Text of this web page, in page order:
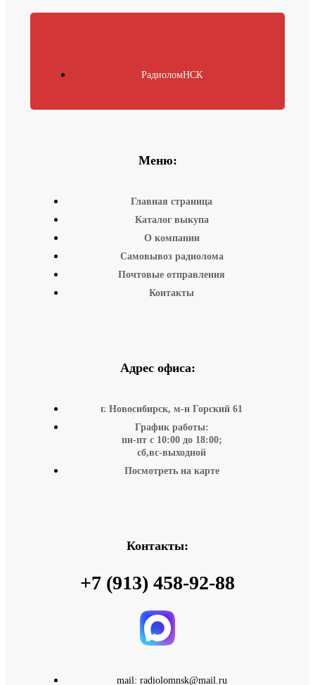
РадиоломНСК
Меню:
Главная страница
Каталог выкупа
О компании
Самовывоз радиолома
Почтовые отправления
Контакты
Адрес офиса:
г. Новосибирск, м-н Горский 61
График работы:
пн-пт с 10:00 до 18:00;
сб,вс-выходной
Посмотреть на карте
Контакты:
+7 (913) 458-92-88
mail: radiolomnsk@mail.ru